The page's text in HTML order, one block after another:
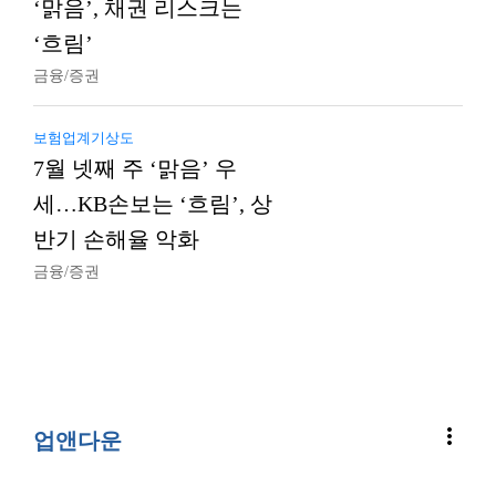
‘맑음’, 채권 리스크는
‘흐림’
금융/증권
보험업계기상도
7월 넷째 주 ‘맑음’ 우
세…KB손보는 ‘흐림’, 상
반기 손해율 악화
금융/증권
업앤다운 more_vert